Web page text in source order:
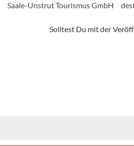
Saale-Unstrut Tourismus GmbH
Solltest Du mit der